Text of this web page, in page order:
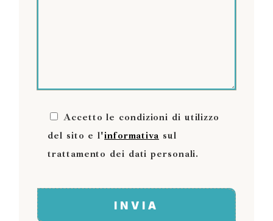
Accetto le condizioni di utilizzo
del sito e l'informativa sul
trattamento dei dati personali.
INVIA